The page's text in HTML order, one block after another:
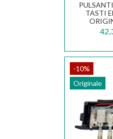
TASTI
-10%
Originale